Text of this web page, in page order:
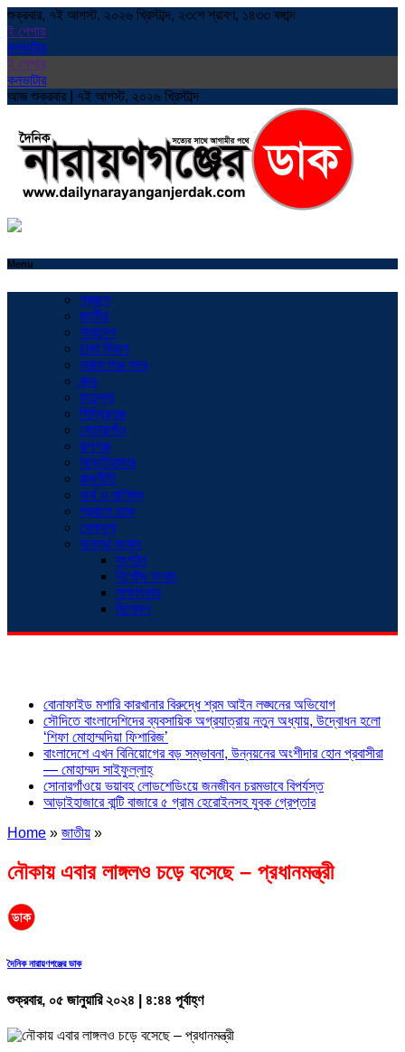
শুক্রবার, ৭ই আগস্ট, ২০২৬ খ্রিস্টাব্দ, ২৩শে শ্রাবণ, ১৪৩৩ বঙ্গাব্দ
ই পেপার
কনভাটার
ই পেপার
কনভাটার
আজ শুক্রবার | ৭ই আগস্ট, ২০২৬ খ্রিস্টাব্দ
Menu
প্রচ্ছদ
জাতীয়
সারাদেশ
ঢাকা বিভাগ
নারায়ণগঞ্জ সদর
বন্দর
ফতুল্লা
সিদ্ধিরগঞ্জ
সোনারগাঁও
রূপগঞ্জ
আড়াইহাজার
রাজনীতি
অর্থ ও বাণিজ্য
প্রবাসে ডাক
খেলাধুলা
অনন্যা সংবাদ
সংগঠন
নিখোঁজ সংবাদ
সাক্ষাৎকার
বিনোদন
বোনাফাইড মশারি কারখানার বিরুদ্ধে শ্রম আইন লঙ্ঘনের অভিযোগ
সৌদিতে বাংলাদেশিদের ব্যবসায়িক অগ্রযাত্রায় নতুন অধ্যায়, উদ্বোধন হলো
‘শিফা মোহাম্মদিয়া ফিশারিজ’
বাংলাদেশে এখন বিনিয়োগের বড় সম্ভাবনা, উন্নয়নের অংশীদার হোন প্রবাসীরা
— মোহাম্মদ সাইফুল্লাহ্
সোনারগাঁওয়ে ভয়াবহ লোডশেডিংয়ে জনজীবন চরমভাবে বিপর্যস্ত
আড়াইহাজারে বান্টি বাজারে ৫ গ্রাম হেরোইনসহ যুবক গ্রেপ্তার
Home » জাতীয় »
নৌকায় এবার লাঙ্গলও চড়ে বসেছে – প্রধানমন্ত্রী
দৈনিক নারায়ণগঞ্জের ডাক
শুক্রবার, ০৫ জানুয়ারি ২০২৪ | ৪:৪৪ পূর্বাহ্ণ